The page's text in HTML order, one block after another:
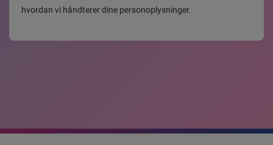
hvordan vi håndterer dine personoplysninger.